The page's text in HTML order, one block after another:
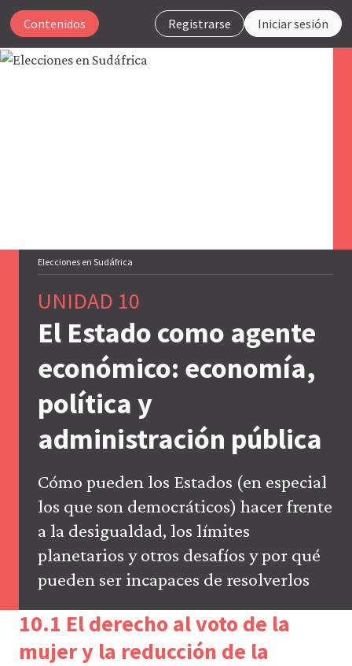
Registrarse Iniciar sesión
Contenidos
cookies
necesarias.
desactivarlas
través
configuración
navegador,
pero
afecte
prestaciones
(como,
por
ejemplo,
para
Elecciones en Sudáfrica
UNIDAD 10
El Estado como agente
económico: economía,
política y
administración pública
Cómo pueden los Estados (en especial
los que son democráticos) hacer frente
a la desigualdad, los límites
planetarios y otros desafíos y por qué
pueden ser incapaces de resolverlos
10.1 El derecho al voto de la
mujer y la reducción de la